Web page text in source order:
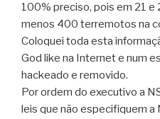
100% preciso, pois em 21 e
menos 400 terremotos na
Coloquei toda esta
God like na Internet e num
hackeado e removido.
Por ordem do executivo a
leis que não especifiquem a